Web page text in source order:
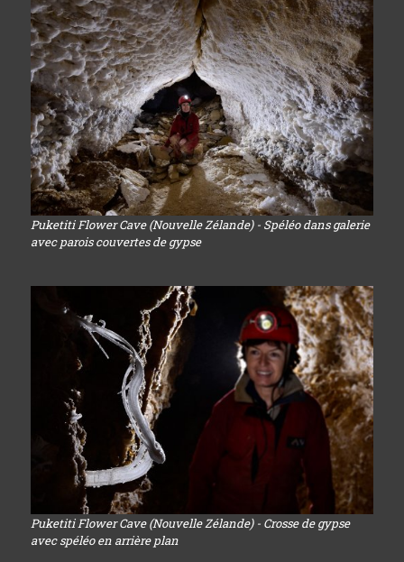
Puketiti Flower Cave (Nouvelle Zélande) - Spéléo dans galerie
avec parois couvertes de gypse
Puketiti Flower Cave (Nouvelle Zélande) - Crosse de gypse
avec spéléo en arrière plan